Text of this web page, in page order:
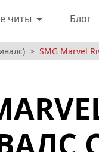
читы Блог
SMG Marvel